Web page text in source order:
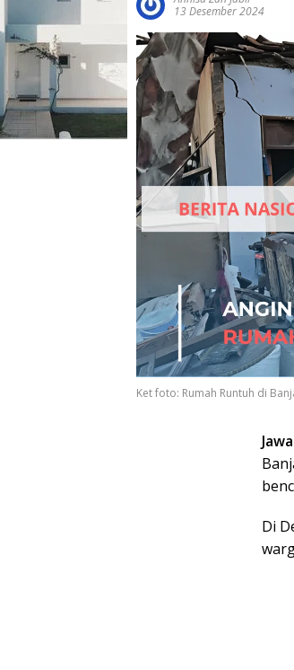
13 Desember 2024
Ket foto: Rumah Runtuh di
Di